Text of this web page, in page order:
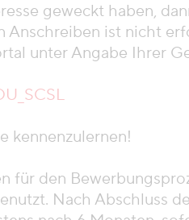
geweckt haben,
Anschreiben ist nicht
unter Angabe Ihrer
kennenzulernen!
für den
Nach Abschluss